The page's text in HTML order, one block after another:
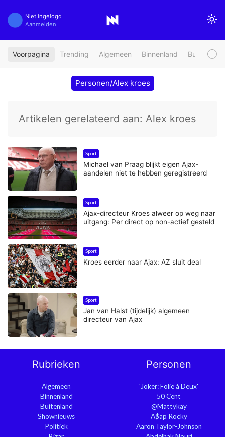
Niet ingelogd
Aanmelden
Voorpagina Trending Algemeen Binnenland Buitenland
Personen/Alex kroes
Artikelen gerelateerd aan: Alex kroes
Sport
Michael van Praag blijkt eigen Ajax-
aandelen niet te hebben geregistreerd
Sport
Ajax-directeur Kroes alweer op weg naar
uitgang: Per direct op non-actief gesteld
Sport
Kroes eerder naar Ajax: AZ sluit deal
Sport
Jan van Halst (tijdelijk) algemeen
directeur van Ajax
Rubrieken
Algemeen
Binnenland
Buitenland
Shownieuws
Politiek
Personen
'Joker: Folie à Deux'
50 Cent
@Mattykay
A$ap Rocky
Aaron Taylor-Johnson